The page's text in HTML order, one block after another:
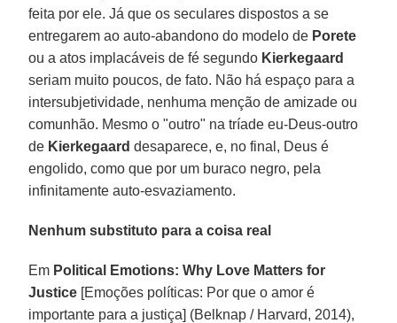
feita por ele. Já que os seculares dispostos a se
entregarem ao auto-abandono do modelo de Porete
ou a atos implacáveis de fé segundo Kierkegaard
seriam muito poucos, de fato. Não há espaço para a
intersubjetividade, nenhuma menção de amizade ou
comunhão. Mesmo o "outro" na tríade eu-Deus-outro
de Kierkegaard desaparece, e, no final, Deus é
engolido, como que por um buraco negro, pela
infinitamente auto-esvaziamento.
Nenhum substituto para a coisa real
Em Political Emotions: Why Love Matters for
Justice [Emoções políticas: Por que o amor é
importante para a justiça] (Belknap / Harvard, 2014),